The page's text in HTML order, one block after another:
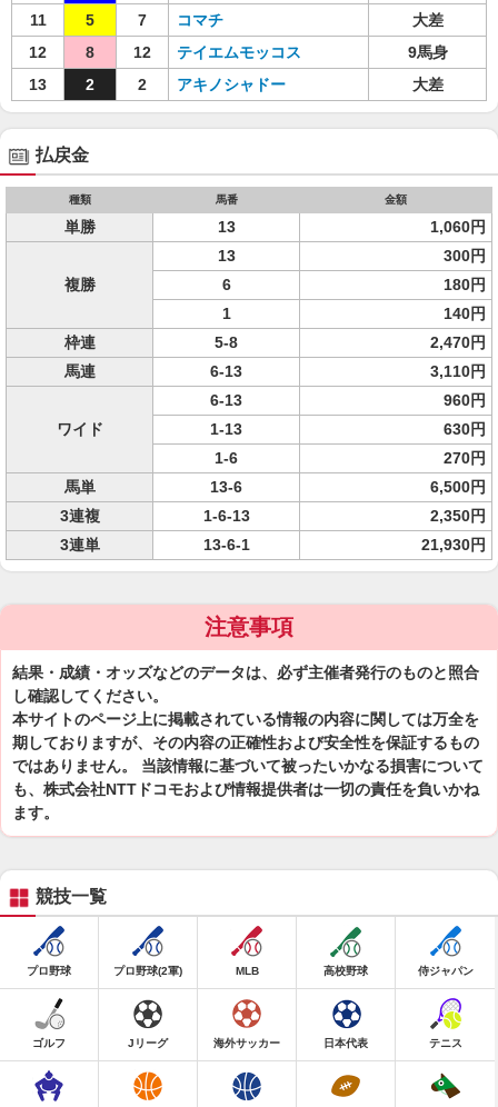
11
5 7 コマチ
大差
12
8 12 テイエムモッコス
9馬身
13
2 2 アキノシャドー 大差
払戻金
種類 馬番 金額
単勝 13 1,060円
複勝
13
300円
6
180円
1
140円
枠連
5-8
2,470円
馬連
6-13 3,110円
ワイド
6-13
960円
1-13
630円
1-6
270円
馬単
13-6
6,500円
3連複
1-6-13
2,350円
3連単
13-6-1 21,930円
注意事項
結果・成績・オッズなどのデータは、必ず主催者発行のものと照合
し確認してください。
本サイトのページ上に掲載されている情報の内容に関しては万全を
期しておりますが、その内容の正確性および安全性を保証するもの
ではありません。 当該情報に基づいて被ったいかなる損害について
も、株式会社NTTドコモおよび情報提供者は一切の責任を負いかね
ます。
競技一覧
プロ野球 プロ野球(2軍) MLB 高校野球 侍ジャパン
ゴルフ Jリーグ 海外サッカー 日本代表 テニス